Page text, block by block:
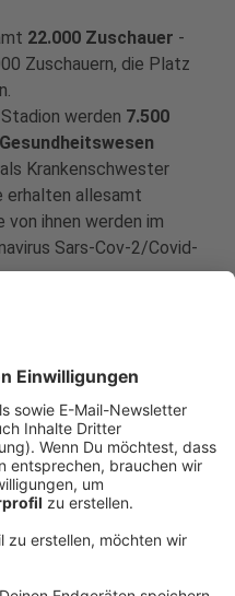
22.000 Zuschauer -
Zuschauern, die Platz
werden 7.500
Krankenschwester
erhalten allesamt
ihnen werden im
Sars-Cov-2/Covid-
Coaches
gilt in den meisten
tragen - ebenso wie
stand Tom Brady
für die New
als Quarterback der
dabei und könnte
Geschichte den
Team gewinnen.